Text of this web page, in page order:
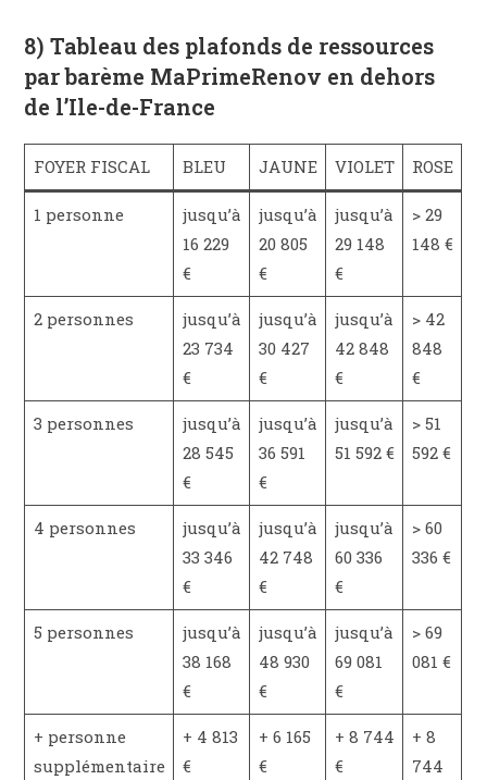
8) Tableau des plafonds de ressources
par barème MaPrimeRenov en dehors
de l’Ile-de-France
FOYER FISCAL BLEU JAUNE VIOLET ROSE
1 personne
jusqu’à
16 229
€
jusqu’à
20 805
€
jusqu’à
29 148
€
> 29
148 €
2 personnes
jusqu’à
23 734
€
jusqu’à
30 427
€
jusqu’à
42 848
€
> 42
848
€
3 personnes
jusqu’à
28 545
€
jusqu’à
36 591
€
jusqu’à
51 592 €
> 51
592 €
4 personnes
jusqu’à
33 346
€
jusqu’à
42 748
€
jusqu’à
60 336
€
> 60
336 €
5 personnes
jusqu’à
38 168
€
jusqu’à
48 930
€
jusqu’à
69 081
€
> 69
081 €
+ personne
supplémentaire
+ 4 813
€
+ 6 165
€
+ 8 744
€
+ 8
744